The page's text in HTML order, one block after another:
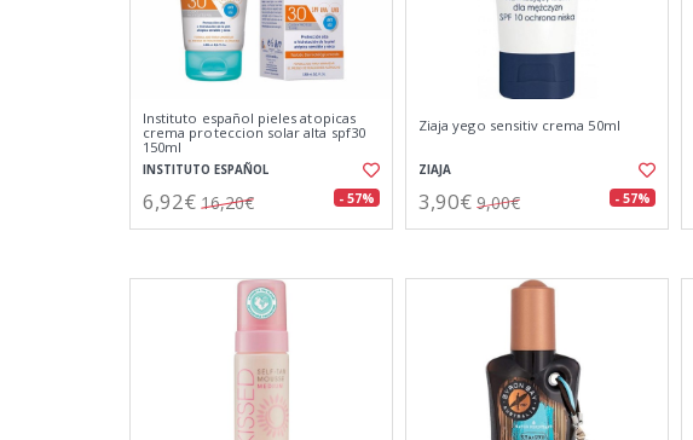
Instituto español pieles atopicas
crema proteccion solar alta spf30
150ml
INSTITUTO ESPAÑOL
6,92€ 16,20€ - 57%
Ziaja yego sensitiv crema 50ml
ZIAJA
3,90€ 9,00€ - 57%